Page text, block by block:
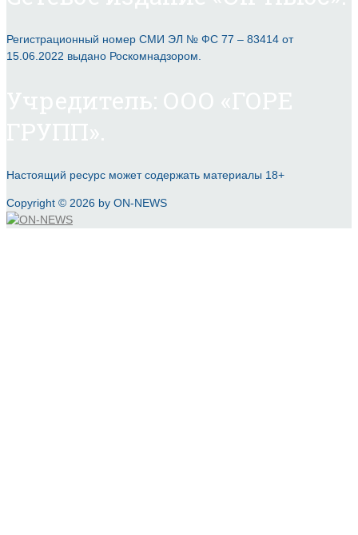
Регистрационный номер СМИ ЭЛ № ФС 77 – 83414 от
15.06.2022 выдано Роскомнадзором.
Настоящий ресурс может содержать материалы 18+
Copyright © 2026 by ON-NEWS